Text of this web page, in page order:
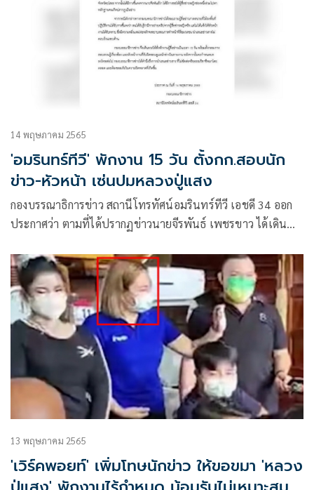
14 พฤษภาคม 2565
'อมรินทร์ทีวี' พักงาน 15 วัน ตั้งกก.สอบนัก
ข่าว-หัวหน้า เซ่นปมหลวงปู่แสง
กองบรรณาธิการข่าว สถานีโทรทัศน์อมรินทร์ทีวี เอชดี 34 ออก
ประกาศว่า ตามที่ได้ปรากฏข่าวนายจีรพันธ์ เพชรขาว ได้เดิน
13 พฤษภาคม 2565
'เวิร์คพอยท์' เพิ่มโทษนักข่าว ให้ขอขมา 'หลวง